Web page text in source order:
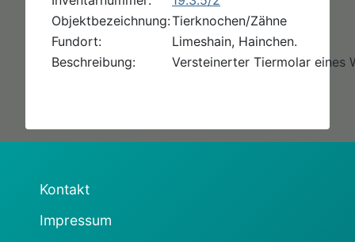
Objektbezeichnung:Tierknochen/Zähne
Fundort:
Limeshain, Hainchen.
Beschreibung:
Versteinerter Tiermolar eines
Kontakt
Impressum